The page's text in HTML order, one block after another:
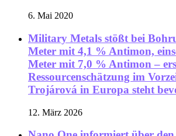
6. Mai 2020
Military Metals stößt bei
Meter mit 4,1 % Antimon,
Meter mit 7,0 % Antimon –
Ressourcenschätzung im
Trojárová in Europa steht
12. März 2026